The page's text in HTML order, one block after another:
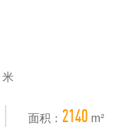
米
面积： 2140 m²